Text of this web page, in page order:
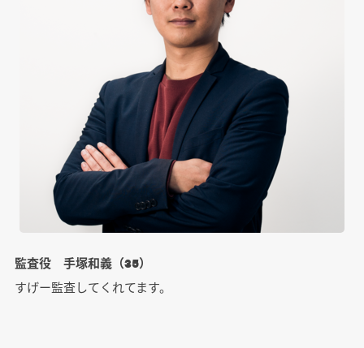
監査役 手塚和義（35）
すげー監査してくれてます。